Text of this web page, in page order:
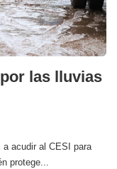
las lluvias
acudir al CESI para
protege...